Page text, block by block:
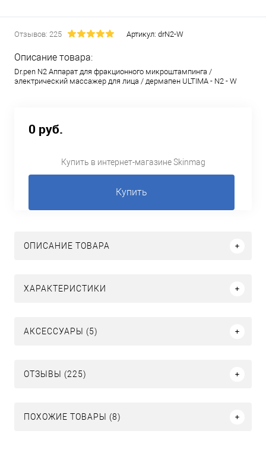
Отзывов: 225 Артикул: drN2-W
Описание товара:
Dr.pen N2 Аппарат для фракционного микроштампинга /
электрический массажер для лица / дермапен ULTIMA - N2 - W
0 руб.
Купить в интернет-магазине Skinmag
Купить
ОПИСАНИЕ ТОВАРА
ХАРАКТЕРИСТИКИ
АКСЕССУАРЫ (5)
ОТЗЫВЫ (225)
ПОХОЖИЕ ТОВАРЫ (8)